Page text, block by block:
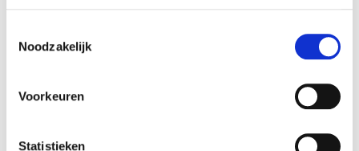
Noodzakelijk
Voorkeuren
Statistieken